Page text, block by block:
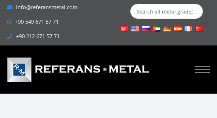
info@referansmetal.com
+90 549 671 57 71
+90 212 671 57 71